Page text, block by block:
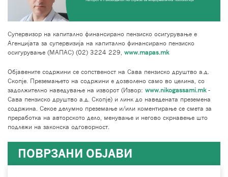
Супервизор на капитално финансирано пензиско осигурување е
Агенцијата за супервизија на капитално финансирано пензиско
осигурување (МАПАС) (02) 3224 229, www.mapas.mk
Објавените содржини се сопственост на Сава пензиско друштво а.д.
Скопје. Преземањето на содржини е дозволено само во целина, со
задолжително наведување на изворот (Извор: www.nikogassami.mk-
Сава пензиско друштво а.д. Скопје) и линк до наведената преземена
содржина. Секое делумно преземање и/или коментирање се смета за
преработка на авторското дело, менување и негово скрнавење што
подлежи на законска одговорност.
ПОВРЗАНИ ОБЈАВИ